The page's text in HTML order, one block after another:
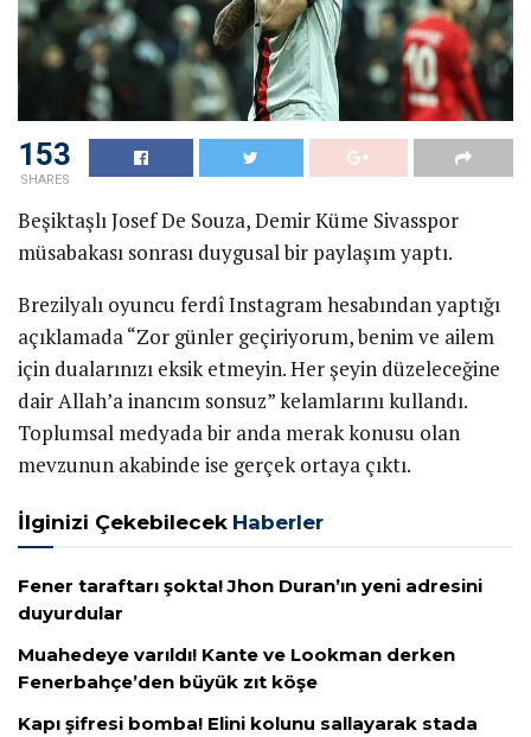
153
SHARES
Beşiktaşlı Josef De Souza, Demir Küme Sivasspor
müsabakası sonrası duygusal bir paylaşım yaptı.
Brezilyalı oyuncu ferdî Instagram hesabından yaptığı
açıklamada “Zor günler geçiriyorum, benim ve ailem
için dualarınızı eksik etmeyin. Her şeyin düzeleceğine
dair Allah’a inancım sonsuz” kelamlarını kullandı.
Toplumsal medyada bir anda merak konusu olan
mevzunun akabinde ise gerçek ortaya çıktı.
İlginizi Çekebilecek Haberler
Fener taraftarı şokta! Jhon Duran’ın yeni adresini
duyurdular
Muahedeye varıldı! Kante ve Lookman derken
Fenerbahçe’den büyük zıt köşe
Kapı şifresi bomba! Elini kolunu sallayarak stada